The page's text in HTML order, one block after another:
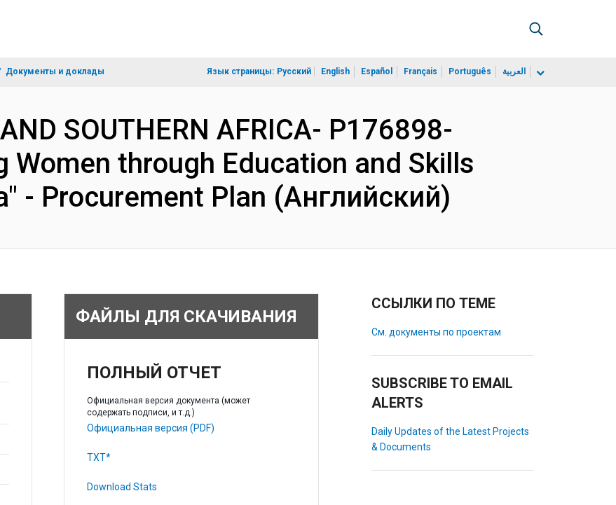
Документы и доклады Язык страницы: Русский English Español Français Português العربية
SOUTHERN AFRICA- P176898-
Women through Education and Skills
- Procurement Plan (Английский)
ФАЙЛЫ ДЛЯ СКАЧИВАНИЯ
ПОЛНЫЙ ОТЧЕТ
Официальная версия документа (может
содержать подписи, и т.д.)
Официальная версия (PDF)
TXT*
Download Stats
ССЫЛКИ ПО ТЕМЕ
См. документы по проектам
SUBSCRIBE TO EMAIL
ALERTS
Daily Updates of the Latest Projects
& Documents